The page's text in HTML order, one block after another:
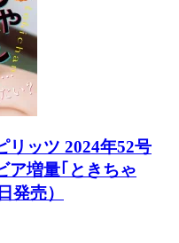
リッツ 2024年52号
ア増量｢ときちゃ
発売）